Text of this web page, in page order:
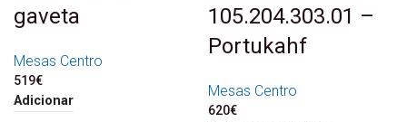
gaveta
Mesas Centro
519€
Adicionar
105.204.303.01 –
Portukahf
Mesas Centro
620€